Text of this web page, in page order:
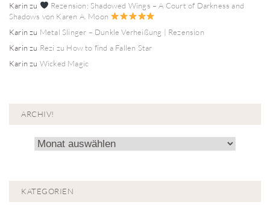
Karinzu
Rezension: Shadowed Wings – A Court of Darkness and
Shadows von Karen A. Moon
Karinzu Metal Slinger – Dunkle Verheißung | Rezension
Karinzu Rezi zu How to find a Fallen Star
Karinzu Wicked Magic
ARCHIV!
Archiv!
KATEGORIEN